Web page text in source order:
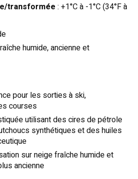
transformée : +1°C à -1°C (34°F à
humide, ancienne et
pour les sorties à ski,
courses
utilisant des cires de pétrole
synthétiques et des huiles
sur neige fraîche humide et
ancienne